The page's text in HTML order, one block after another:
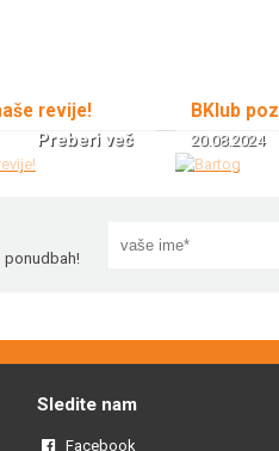
revije!
Preberi več
BKlub
20.08.2024
ponudbah!
Sledite nam
Facebook